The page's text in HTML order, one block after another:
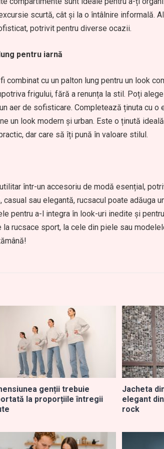
scurtă, cât și la o întâlnire informală.
potrivit pentru diverse ocazii.
pentru iarnă
combinat cu un palton lung pentru un look
frigului, fără a renunța la stil. Poți
aer de sofisticare. Completează ținuta cu o
un look modern și urban. Este o ținută
dar care să îți pună în valoare stilul.
într-un accesoriu de modă esențial,
sau elegantă, rucsacul poate adăuga
pentru a-l integra în look-uri inedite și
rucsace sport, la cele din piele sau
genții trebuie
la proporțiile întregii
Jacheta
elegant
rock